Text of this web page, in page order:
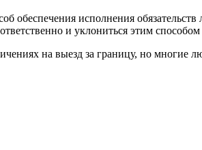
обеспечения исполнения
и уклониться этим
на выезд за границу, но многие